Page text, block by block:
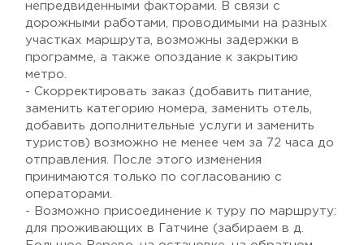
непредвиденными факторами. В связи с
дорожными работами, проводимыми на разных
участках маршрута, возможны задержки в
программе, а также опоздание к закрытию
метро.
- Скорректировать заказ (добавить питание,
заменить категорию номера, заменить отель,
добавить дополнительные услуги и заменить
туристов) возможно не менее чем за 72 часа до
отправления. После этого изменения
принимаются только по согласованию с
операторами.
- Возможно присоединение к туру по маршруту:
для проживающих в Гатчине (забираем в д.